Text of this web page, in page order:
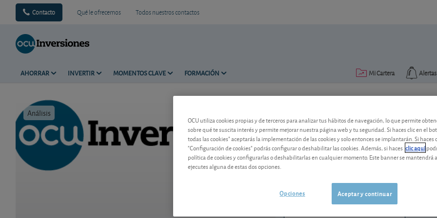
Contacto Qué le ofrecemos Todos nuestros contactos
AHORRAR INVERTIR MOMENTOS CLAVE FORMACIÓN Alertas
Mi Cartera
Análisis
ACS: suspende el dividendo
Las pérdidas semestrales fuerzan a
07/08/2026 Madrid
-0,3 EUR (-0,27 %)
OCU utiliza cookies propias y de terceros para analizar tus hábitos de navegación, lo que permite
sobre qué te suscita interés y permite mejorar nuestra página web y tu seguridad. Si haces clic en el
todas las cookies" aceptarás la implementación de las cookies y solo entonces se implantarán. Si haces
"Configuración de cookies" podrás configurar o deshabilitar las cookies. Además, si haces clic aquí
política de cookies y configurarlas o deshabilitarlas en cualquier momento. Este banner se mantendrá
ejecutes alguna de estas dos opciones.
Aceptar y continuar
Opciones